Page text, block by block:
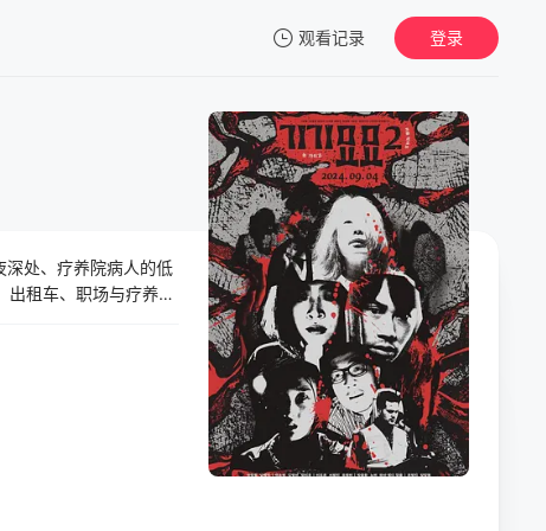
观看记录
暂无观看影片的记录
登录
深处、疗养院病人的低
租车、职场与疗养院